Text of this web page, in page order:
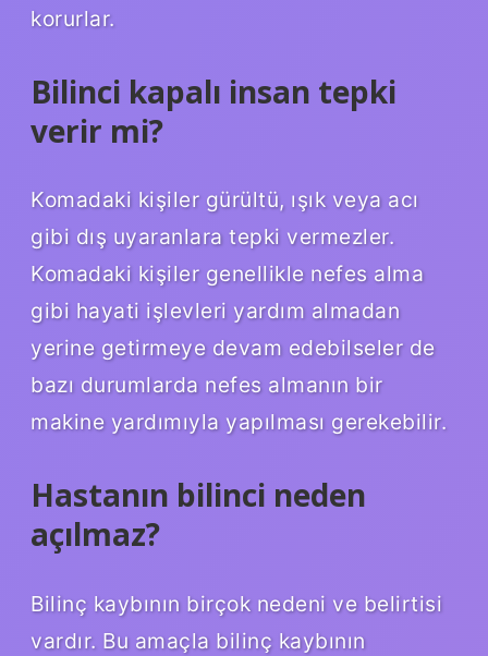
korurlar.
Bilinci kapalı insan tepki
verir mi?
Komadaki kişiler gürültü, ışık veya acı
gibi dış uyaranlara tepki vermezler.
Komadaki kişiler genellikle nefes alma
gibi hayati işlevleri yardım almadan
yerine getirmeye devam edebilseler de
bazı durumlarda nefes almanın bir
makine yardımıyla yapılması gerekebilir.
Hastanın bilinci neden
açılmaz?
Bilinç kaybının birçok nedeni ve belirtisi
vardır. Bu amaçla bilinç kaybının